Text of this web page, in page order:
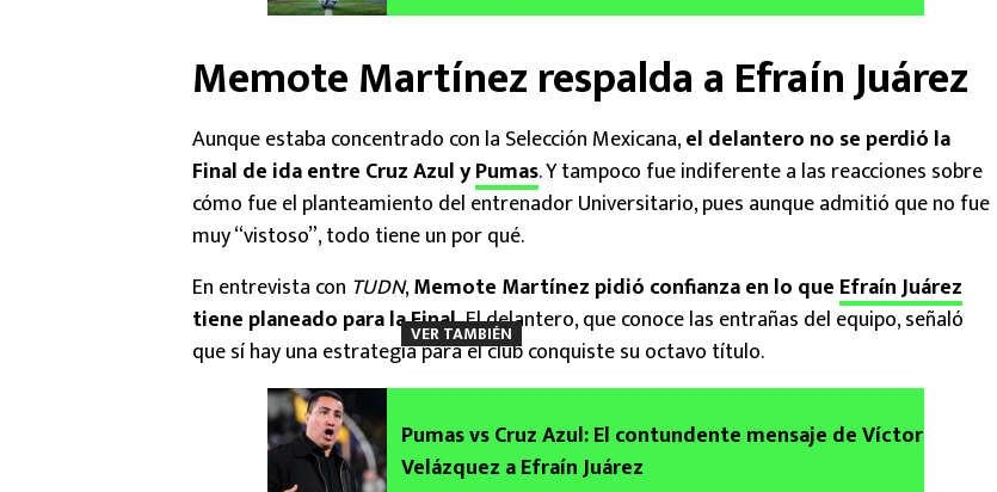
Memote Martínez respalda a Efraín Juárez
Aunque estaba concentrado con la Selección Mexicana,el delantero no se perdió la
Final de ida entre Cruz Azul yPumas. Y tampoco fue indiferente a las reacciones sobre
cómo fue el planteamiento del entrenador Universitario, pues aunque admitió que no fue
muy “vistoso”, todo tiene un por qué.
En entrevista con TUDN,Memote Martínez pidió confianza en lo que Efraín Juárez
tiene planeado para la Final.El delantero, que conoce las entrañas del equipo, señaló
que sí hay una estrategia para el club conquiste su octavo título.
VER TAMBIÉN
Pumas vs Cruz Azul: El contundente mensaje de Víctor
Velázquez a Efraín Juárez